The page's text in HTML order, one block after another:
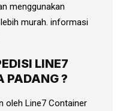
menggunakan
murah. informasi
LINE7
PADANG ?
oleh Line7 Container